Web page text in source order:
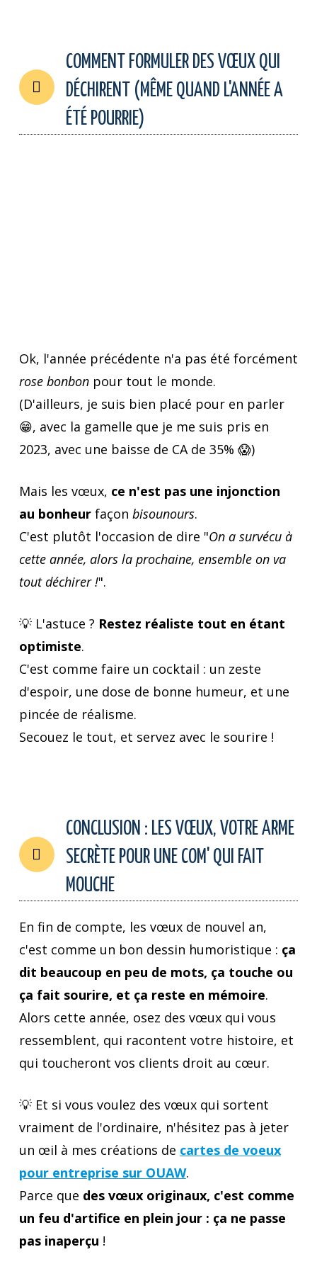
COMMENT FORMULER DES VŒUX QUI
DÉCHIRENT (MÊME QUAND L'ANNÉE A
ÉTÉ POURRIE)
Ok, l'année précédente n'a pas été forcément
rose bonbonpour tout le monde.
(D'ailleurs, je suis bien placé pour en parler
😁, avec la gamelle que je me suis pris en
2023, avec une baisse de CA de 35% 😱)
Mais les vœux, ce n'est pas une injonction
au bonheurfaçon bisounours.
C'est plutôt l'occasion de dire "On a survécu à
cette année, alors la prochaine, ensemble on va
tout déchirer !".
💡 L'astuce ? Restez réaliste tout en étant
optimiste.
C'est comme faire un cocktail : un zeste
d'espoir, une dose de bonne humeur, et une
pincée de réalisme.
Secouez le tout, et servez avec le sourire !
CONCLUSION : LES VŒUX, VOTRE ARME
SECRÈTE POUR UNE COM' QUI FAIT
MOUCHE
En fin de compte, les vœux de nouvel an,
c'est comme un bon dessin humoristique : ça
dit beaucoup en peu de mots, ça touche ou
ça fait sourire, et ça reste en mémoire.
Alors cette année, osez des vœux qui vous
ressemblent, qui racontent votre histoire, et
qui toucheront vos clients droit au cœur.
💡 Et si vous voulez des vœux qui sortent
vraiment de l'ordinaire, n'hésitez pas à jeter
un œil à mes créations de cartes de voeux
pour entreprise sur OUAW.
Parce que des vœux originaux, c'est comme
un feu d'artifice en plein jour : ça ne passe
pas inaperçu !